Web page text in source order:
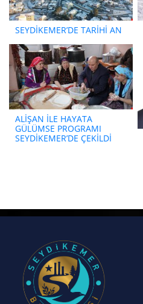
SEYDİKEMER’DE TARİHİ AN
ALİŞAN İLE HAYATA
GÜLÜMSE PROGRAMI
SEYDİKEMER’DE ÇEKİLDİ